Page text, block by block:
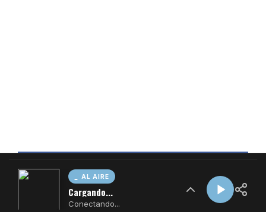
AL AIRE
Cargando...
Conectando...